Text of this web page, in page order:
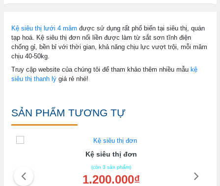
Kệ siêu thị lưới 4 mâm được sử dụng rất phổ biến tại siêu thị, quán
tạp hoá. Kệ siêu thị đơn nối liền được làm từ sắt sơn tĩnh điện
chống gỉ, bền bỉ với thời gian, khả năng chịu lực vượt trội, mỗi mâm
chịu 40-50kg.
Truy cập website của chúng tôi để tham khảo thêm nhiều mẫu kệ
siêu thị thanh lý giá rẻ nhé!
SẢN PHẨM TƯƠNG TỰ
Kệ siêu thị đơn
(còn 3 sản phẩm)
1.200.000₫